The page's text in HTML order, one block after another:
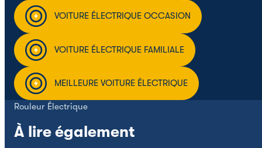
VOITURE ÉLECTRIQUE OCCASION
VOITURE ÉLECTRIQUE FAMILIALE
MEILLEURE VOITURE ÉLECTRIQUE
Rouleur Électrique
À lire également